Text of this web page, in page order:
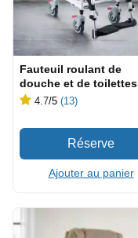
Fauteuil roulant de
douche et de toilettes
4.7/5 (13)
Ajouter au panier